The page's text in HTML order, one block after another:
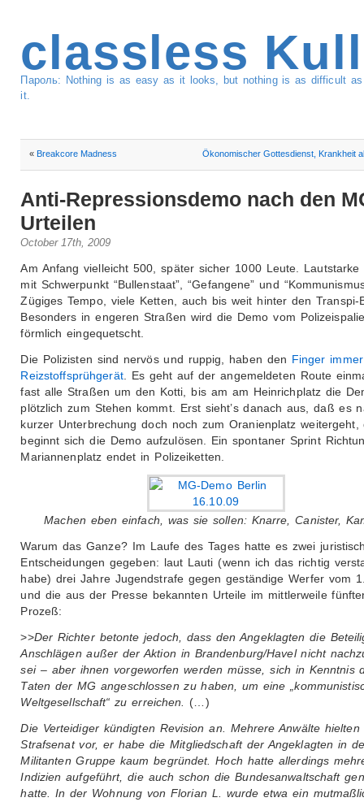
classless
Пароль: Nothing is as easy as it looks, but nothing is as difficult
it.
«Breakcore Madness Ökonomischer Gottesdienst, Krankheit
Anti-Repressionsdemo nach den
Urteilen
October 17th, 2009
Am Anfang vielleicht 500, später sicher 1000 Leute. Lautstarke
mit Schwerpunkt “Bullenstaat”, “Gefangene” und
Zügiges Tempo, viele Ketten, auch bis weit hinter den Transpi-
Besonders in engeren Straßen wird die Demo vom
förmlich eingequetscht.
Die Polizisten sind nervös und ruppig, haben den Finger
Reizstoffsprühgerät. Es geht auf der angemeldeten Route
fast alle Straßen um den Kotti, bis am am Heinrichplatz die
plötzlich zum Stehen kommt. Erst sieht’s danach aus, daß es
kurzer Unterbrechung doch noch zum Oranienplatz weitergeht,
beginnt sich die Demo aufzulösen. Ein spontaner Sprint
Mariannenplatz endet in Polizeiketten.
Machen eben einfach, was sie sollen: Knarre, Canister,
Warum das Ganze? Im Laufe des Tages hatte es zwei
Entscheidungen gegeben: laut Lauti (wenn ich das richtig
habe) drei Jahre Jugendstrafe gegen geständige Werfer vom
und die aus der Presse bekannten Urteile im mittlerweile
Prozeß:
>>Der Richter betonte jedoch, dass den Angeklagten die
Anschlägen außer der Aktion in Brandenburg/Havel nicht
sei – aber ihnen vorgeworfen werden müsse, sich in Kenntnis
Taten der MG angeschlossen zu haben, um eine
Weltgesellschaft“ zu erreichen.
(…)
Die Verteidiger kündigten Revision an. Mehrere Anwälte hielten
Strafsenat vor, er habe die Mitgliedschaft der Angeklagten in
Militanten Gruppe kaum begründet. Hoch hatte allerdings
Indizien aufgeführt, die auch schon die Bundesanwaltschaft
hatte. In der Wohnung von Florian L. wurde etwa ein